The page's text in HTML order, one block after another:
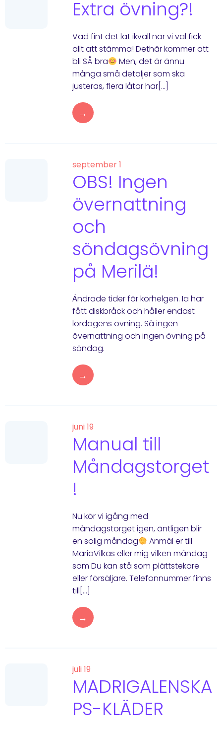
Extra övning?!
Vad fint det lät ikväll när vi väl fick
allt att stämma! Dethär kommer att
bli SÅ bra
Men, det är ännu
många små detaljer som ska
justeras, flera låtar har[…]
→
september 1
OBS! Ingen
övernattning
och
söndagsövning
på Merilä!
Ändrade tider för körhelgen. Ia har
fått diskbråck och håller endast
lördagens övning. Så ingen
övernattning och ingen övning på
söndag.
→
juni 19
Manual till
Måndagstorget
!
Nu kör vi igång med
måndagstorget igen, äntligen blir
en solig måndag
Anmäl er till
MariaVilkas eller mig vilken måndag
som Du kan stå som plättstekare
eller försäljare. Telefonnummer finns
till[…]
→
juli 19
MADRIGALENSKA
PS-KLÄDER